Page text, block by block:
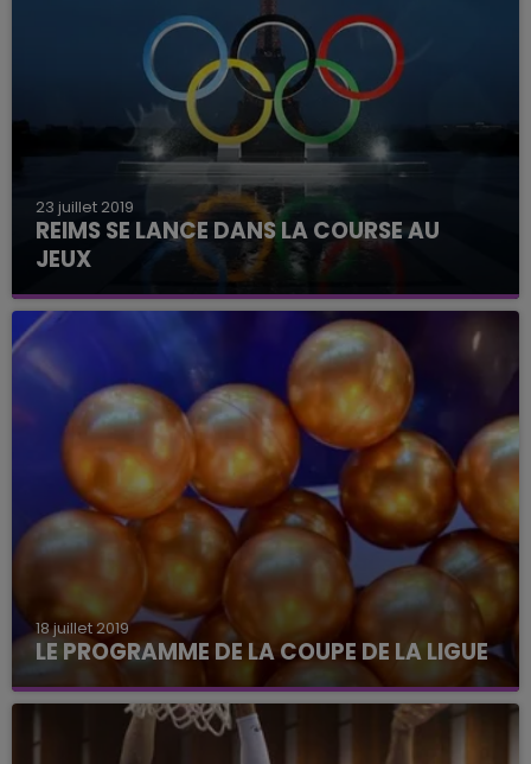
23 juillet 2019
REIMS SE LANCE DANS LA COURSE AU
JEUX
La ville de Reims veut devenir un centre
d'entraînement préolympique ou paralympique
18 juillet 2019
LE PROGRAMME DE LA COUPE DE LA LIGUE
L'Estac recevra Lens au premier tour de la
compétition